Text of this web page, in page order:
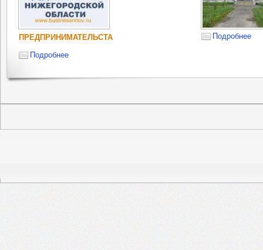
ПРЕДПРИНИМАТЕЛЬСТА
Подробнее
Подробнее